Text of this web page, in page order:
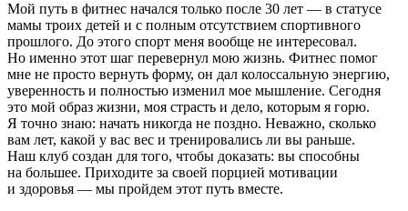
Мой путь в фитнес начался только после 30 лет — в статусе
мамы троих детей и с полным отсутствием спортивного
прошлого. До этого спорт меня вообще не интересовал.
Но именно этот шаг перевернул мою жизнь. Фитнес помог
мне не просто вернуть форму, он дал колоссальную энергию,
уверенность и полностью изменил мое мышление. Сегодня
это мой образ жизни, моя страсть и дело, которым я горю.
Я точно знаю: начать никогда не поздно. Неважно, сколько
вам лет, какой у вас вес и тренировались ли вы раньше.
Наш клуб создан для того, чтобы доказать: вы способны
на большее. Приходите за своей порцией мотивации
и здоровья — мы пройдем этот путь вместе.